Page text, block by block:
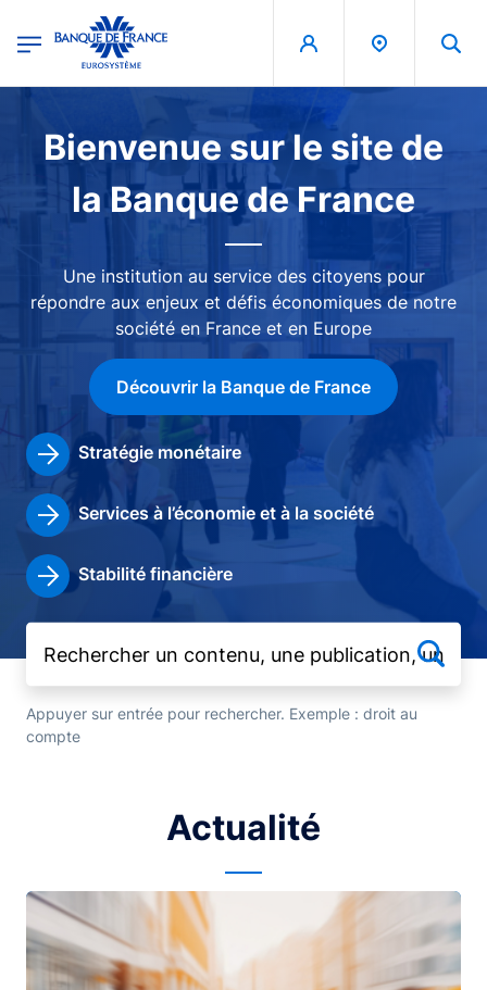
Banque de France - Menu Principal
Bienvenue sur le site de
la Banque de France
Une institution au service des citoyens pour
répondre aux enjeux et défis économiques de notre
société en France et en Europe
Découvrir la Banque de France
Stratégie monétaire
Services à l’économie et à la société
Stabilité financière
Appuyer sur entrée pour rechercher. Exemple : droit au
compte
Actualité
Image